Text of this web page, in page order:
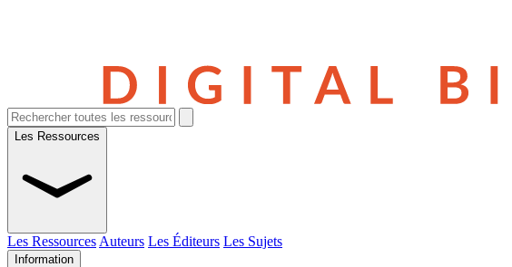
Les Ressources
Les Ressources Auteurs Les Éditeurs Les Sujets
Information